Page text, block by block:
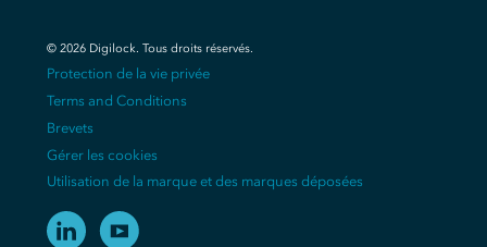
© 2026Digilock. Tous droits réservés.
Protection de la vie privée
Terms and Conditions
Brevets
Gérer les cookies
Utilisation de la marque et des marques déposées